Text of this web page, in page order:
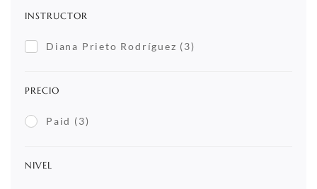
INSTRUCTOR
Diana Prieto Rodríguez (3)
PRECIO
Paid (3)
NIVEL